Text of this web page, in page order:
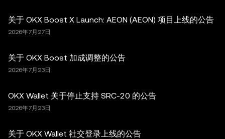
关于 OKX Boost X Launch: AEON (AEON) 项目上线的公告
2026年7月27日
关于 OKX Boost 加成调整的公告
2026年7月23日
OKX Wallet 关于停止支持 SRC-20 的公告
2026年7月23日
关于 OKX Wallet 社交登录上线的公告